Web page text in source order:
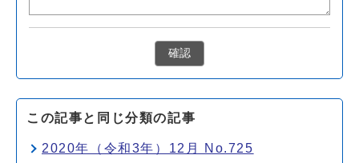
確認
この記事と同じ分類の記事
2020年（令和3年）12月 No.725